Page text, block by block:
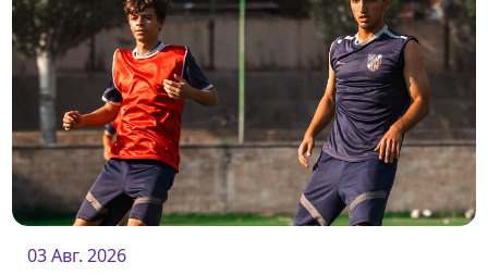
03 Авг. 2026